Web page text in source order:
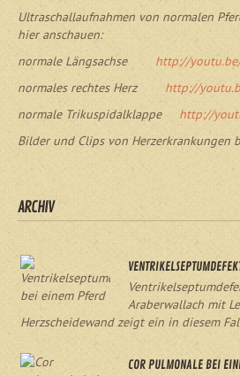
Ultraschallaufnahmen von normalen
hier anschauen:
normale Längsachse http://
normales rechtes Herz http://
normale Trikuspidalklappe http://
Bilder und Clips von Herzerkrankungen
ARCHIV
Araberwallach mit
Herzscheidewand zeigt ein in diesem
COR PULMONALE BEI